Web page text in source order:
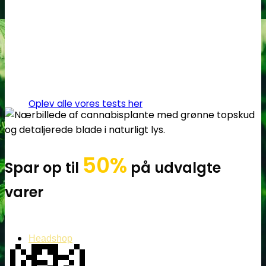
Oplev alle vores tests her
Headshop
Spar op til 50% på udvalgte
varer